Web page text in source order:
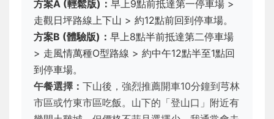
方案A (輕鬆版)： 早上9點前抵達第一停車場 >
走觀日坪路線上下山 > 約12點前回到停車場。
方案B (體驗版)： 早上8點半前抵達第二停車場
> 走風情萬種O型路線 > 約中午12點半至1點回
到停車場。
午餐選擇： 下山後，強烈推薦開車10分鐘到芎林
市區或竹東市區吃飯。山下的「登山口」附近有